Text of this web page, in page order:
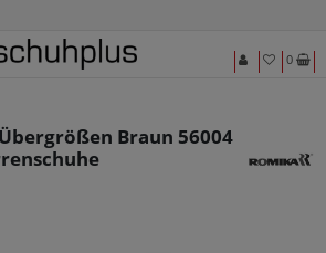
0
Braun 56004